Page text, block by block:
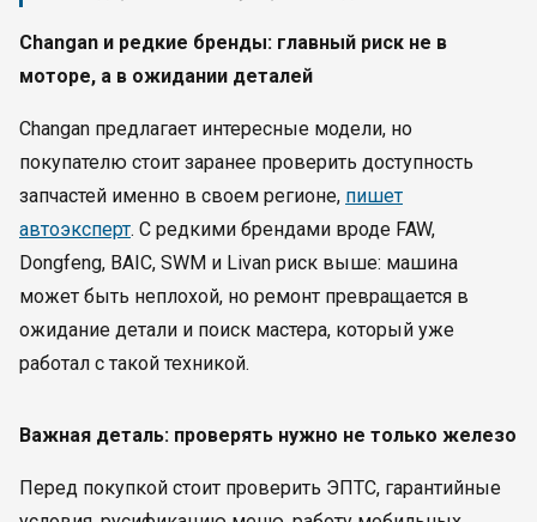
Changan и редкие бренды: главный риск не в
моторе, а в ожидании деталей
Changan предлагает интересные модели, но
покупателю стоит заранее проверить доступность
запчастей именно в своем регионе, пишет
автоэксперт. С редкими брендами вроде FAW,
Dongfeng, BAIC, SWM и Livan риск выше: машина
может быть неплохой, но ремонт превращается в
ожидание детали и поиск мастера, который уже
работал с такой техникой.
Важная деталь: проверять нужно не только железо
Перед покупкой стоит проверить ЭПТС, гарантийные